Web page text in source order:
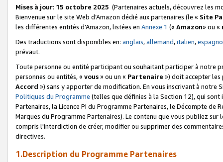
Mises à jour: 15 octobre 2025 (Partenaires actuels, découvrez les
Bienvenue sur le site Web d’Amazon dédié aux partenaires (le « Site
les différentes entités d’Amazon, listées en Annexe 1 (« Amazon» ou «
Des traductions sont disponibles en: anglais,allemand,italien,
prévaut.
Toute personne ou entité participant ou souhaitant participer à notre
personnes ou entités, « vous» ou un « Partenaire ») doit accepter les
Accord ») sans y apporter de modification. En vous inscrivant à notre
Politiques du Programme (telles que définies à la Section 12), qui
Partenaires, la Licence PI du Programme Partenaires, le Décompte de
Marques du Programme Partenaires). Le contenu que vous publiez
compris l'interdiction de créer, modifier ou supprimer des
directives.
1.Description du Programme Partenaires